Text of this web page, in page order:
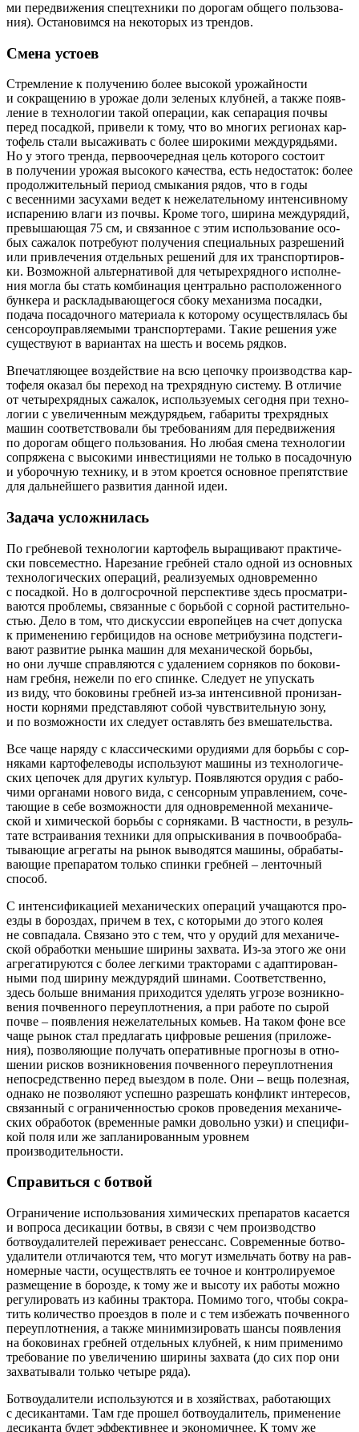
ми пере­дви­же­ния спец­тех­ни­ки по доро­гам обще­го поль­зо­ва­
ния). Оста­но­вим­ся на неко­то­рых из трендов.
Смена устоев
Стрем­ле­ние к полу­че­нию более высо­кой уро­жай­но­сти
и сокра­ще­нию в уро­жае доли зеле­ных клуб­ней, а так­же появ­
ле­ние в тех­но­ло­гии такой опе­ра­ции, как сепа­ра­ция поч­вы
перед посад­кой, при­ве­ли к тому, что во мно­гих реги­о­нах кар­
то­фель ста­ли выса­жи­вать с более широ­ки­ми меж­ду­ря­дья­ми.
Но у это­го трен­да, пер­во­оче­ред­ная цель кото­ро­го состо­ит
в полу­че­нии уро­жая высо­ко­го каче­ства, есть недо­ста­ток: более
про­дол­жи­тель­ный пери­од смы­ка­ния рядов, что в годы
с весен­ни­ми засу­ха­ми ведет к неже­ла­тель­но­му интен­сив­но­му
испа­ре­нию вла­ги из поч­вы. Кро­ме того, шири­на меж­ду­ря­дий,
пре­вы­ша­ю­щая 75 см, и свя­зан­ное с этим исполь­зо­ва­ние осо­
бых сажа­лок потре­бу­ют полу­че­ния спе­ци­аль­ных раз­ре­ше­ний
или при­вле­че­ния отдель­ных реше­ний для их транс­пор­ти­ров­
ки. Воз­мож­ной аль­тер­на­ти­вой для четы­рех­ряд­но­го испол­не­
ния мог­ла бы стать ком­би­на­ция цен­траль­но рас­по­ло­жен­но­го
бун­ке­ра и рас­кла­ды­ва­ю­ще­го­ся сбо­ку меха­низ­ма посад­ки,
пода­ча поса­доч­но­го мате­ри­а­ла к кото­ро­му осу­ществ­ля­лась бы
сен­со­ро­управ­ля­е­мы­ми транс­пор­те­ра­ми. Такие реше­ния уже
суще­ству­ют в вари­ан­тах на шесть и восемь рядков.
Впе­чат­ля­ю­щее воз­дей­ствие на всю цепоч­ку про­из­вод­ства кар­
то­фе­ля ока­зал бы пере­ход на трех­ряд­ную систе­му. В отли­чие
от четы­рех­ряд­ных сажа­лок, исполь­зу­е­мых сего­дня при тех­но­
ло­гии с уве­ли­чен­ным меж­ду­ря­дьем, габа­ри­ты трех­ряд­ных
машин соот­вет­ство­ва­ли бы тре­бо­ва­ни­ям для пере­дви­же­ния
по доро­гам обще­го поль­зо­ва­ния. Но любая сме­на тех­но­ло­гии
сопря­же­на с высо­ки­ми инве­сти­ци­я­ми не толь­ко в поса­доч­ную
и убо­роч­ную тех­ни­ку, и в этом кро­ет­ся основ­ное пре­пят­ствие
для даль­ней­ше­го раз­ви­тия дан­ной идеи.
Задача усложнилась
По греб­не­вой тех­но­ло­гии кар­то­фель выра­щи­ва­ют прак­ти­че­
ски повсе­мест­но. Наре­за­ние греб­ней ста­ло одной из основ­ных
тех­но­ло­ги­че­ских опе­ра­ций, реа­ли­зу­е­мых одно­вре­мен­но
с посад­кой. Но в дол­го­сроч­ной пер­спек­ти­ве здесь про­смат­ри­
ва­ют­ся про­бле­мы, свя­зан­ные с борь­бой с сор­ной рас­ти­тель­но­
стью. Дело в том, что дис­кус­сии евро­пей­цев на счет допус­ка
к при­ме­не­нию гер­би­ци­дов на осно­ве мет­ри­бу­зи­на под­сте­ги­
ва­ют раз­ви­тие рын­ка машин для меха­ни­че­ской борь­бы,
но они луч­ше справ­ля­ют­ся с уда­ле­ни­ем сор­ня­ков по боко­ви­
нам греб­ня, неже­ли по его спин­ке. Сле­ду­ет не упус­кать
из виду, что боко­ви­ны греб­ней из-за интен­сив­ной про­ни­зан­
но­сти кор­ня­ми пред­став­ля­ют собой чув­стви­тель­ную зону,
и по воз­мож­но­сти их сле­ду­ет остав­лять без вмешательства.
Все чаще наря­ду с клас­си­че­ски­ми ору­ди­я­ми для борь­бы с сор­
ня­ка­ми кар­то­фе­ле­во­ды исполь­зу­ют маши­ны из тех­но­ло­ги­че­
ских цепо­чек для дру­гих куль­тур. Появ­ля­ют­ся ору­дия с рабо­
чи­ми орга­на­ми ново­го вида, с сен­сор­ным управ­ле­ни­ем, соче­
та­ю­щие в себе воз­мож­но­сти для одно­вре­мен­ной меха­ни­че­
ской и хими­че­ской борь­бы с сор­ня­ка­ми. В част­но­сти, в резуль­
та­те встра­и­ва­ния тех­ни­ки для опрыс­ки­ва­ния в поч­во­об­ра­ба­
ты­ва­ю­щие агре­га­ты на рынок выво­дят­ся маши­ны, обра­ба­ты­
ва­ю­щие пре­па­ра­том толь­ко спин­ки греб­ней – лен­точ­ный
способ.
С интен­си­фи­ка­ци­ей меха­ни­че­ских опе­ра­ций уча­ща­ют­ся про­
ез­ды в бороз­дах, при­чем в тех, с кото­ры­ми до это­го колея
не сов­па­да­ла. Свя­за­но это с тем, что у ору­дий для меха­ни­че­
ской обра­бот­ки мень­шие шири­ны захва­та. Из-за это­го же они
агре­га­ти­ру­ют­ся с более лег­ки­ми трак­то­ра­ми с адап­ти­ро­ван­
ны­ми под шири­ну меж­ду­ря­дий шина­ми. Соот­вет­ствен­но,
здесь боль­ше вни­ма­ния при­хо­дит­ся уде­лять угро­зе воз­ник­но­
ве­ния поч­вен­но­го пере­уп­лот­не­ния, а при рабо­те по сырой
поч­ве – появ­ле­ния неже­ла­тель­ных комьев. На таком фоне все
чаще рынок стал пред­ла­гать циф­ро­вые реше­ния (при­ло­же­
ния), поз­во­ля­ю­щие полу­чать опе­ра­тив­ные про­гно­зы в отно­
ше­нии рис­ков воз­ник­но­ве­ния поч­вен­но­го пере­уп­лот­не­ния
непо­сред­ствен­но перед выез­дом в поле. Они – вещь полез­ная,
одна­ко не поз­во­ля­ют успеш­но раз­ре­шать кон­фликт инте­ре­сов,
свя­зан­ный с огра­ни­чен­но­стью сро­ков про­ве­де­ния меха­ни­че­
ских обра­бо­ток (вре­мен­ные рам­ки доволь­но узки) и спе­ци­фи­
кой поля или же запла­ни­ро­ван­ным уров­нем
производительности.
Справиться с ботвой
Огра­ни­че­ние исполь­зо­ва­ния хими­че­ских пре­па­ра­тов каса­ет­ся
и вопро­са деси­ка­ции бот­вы, в свя­зи с чем про­из­вод­ство
ботво­уда­ли­те­лей пере­жи­ва­ет ренес­санс. Совре­мен­ные ботво­
уда­ли­те­ли отли­ча­ют­ся тем, что могут измель­чать ботву на рав­
но­мер­ные части, осу­ществ­лять ее точ­ное и кон­тро­ли­ру­е­мое
раз­ме­ще­ние в бороз­де, к тому же и высо­ту их рабо­ты мож­но
регу­ли­ро­вать из каби­ны трак­то­ра. Поми­мо того, что­бы сокра­
тить коли­че­ство про­ез­дов в поле и с тем избе­жать поч­вен­но­го
пере­уп­лот­не­ния, а так­же мини­ми­зи­ро­вать шан­сы появ­ле­ния
на боко­ви­нах греб­ней отдель­ных клуб­ней, к ним при­ме­ни­мо
тре­бо­ва­ние по уве­ли­че­нию шири­ны захва­та (до сих пор они
захва­ты­ва­ли толь­ко четы­ре ряда).
Ботво­уда­ли­те­ли исполь­зу­ют­ся и в хозяй­ствах, рабо­та­ю­щих
с деси­кан­та­ми. Там где про­шел ботво­уда­ли­тель, при­ме­не­ние
деси­кан­та будет эффек­тив­нее и эко­но­мич­нее. К тому же